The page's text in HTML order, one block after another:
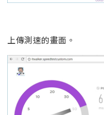
上傳測速的畫面。